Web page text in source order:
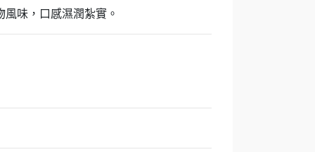
味，口感濕潤紮實。